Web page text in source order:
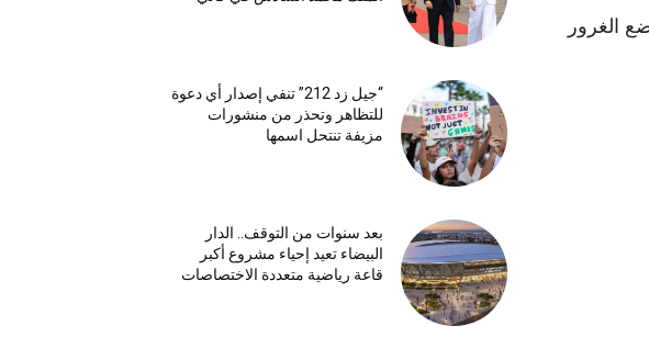
“جيل زد 212” تنفي إصدار أي دعوة
للتظاهر وتحذر من منشورات
مزيفة تنتحل اسمها
بعد سنوات من التوقف.. الدار
البيضاء تعيد إحياء مشروع أكبر
قاعة رياضية متعددة الاختصاصات
الغرور